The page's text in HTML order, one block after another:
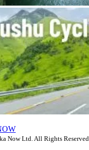
Now Ltd. All Rights Reserved.